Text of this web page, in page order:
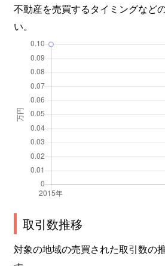
不動産を売買するタイミングなど
い。
取引数推移
対象の地域の売買された取引数の